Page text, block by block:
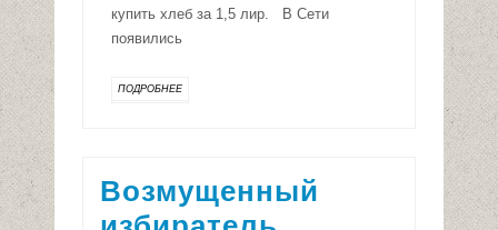
купить хлеб за 1,5 лир. В Сети
появились
ПОДРОБНЕЕ
Возмущенный